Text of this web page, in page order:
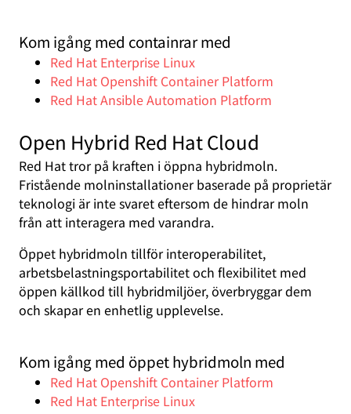
Kom igång med containrar med
Red Hat Enterprise Linux
Red Hat Openshift Container Platform
Red Hat Ansible Automation Platform
Open Hybrid Red Hat Cloud
Red Hat tror på kraften i öppna hybridmoln.
Fristående molninstallationer baserade på proprietär
teknologi är inte svaret eftersom de hindrar moln
från att interagera med varandra.
Öppet hybridmoln tillför interoperabilitet,
arbetsbelastningsportabilitet och flexibilitet med
öppen källkod till hybridmiljöer, överbryggar dem
och skapar en enhetlig upplevelse.
Kom igång med öppet hybridmoln med
Red Hat Openshift Container Platform
Red Hat Enterprise Linux